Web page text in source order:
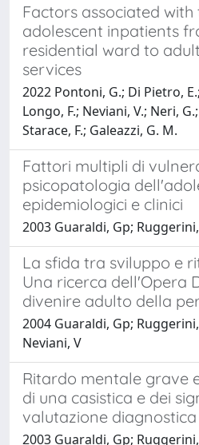
Factors associated
adolescent inpatients
residential ward to
services
2022 Pontoni, G.; Di Pietro,
Longo, F.; Neviani, V.; Neri,
Starace, F.; Galeazzi, G. M.
Fattori multipli di
psicopatologia
epidemiologici e clinici
2003 Guaraldi, Gp;
La sfida tra sviluppo e
Una ricerca dell'Opera
divenire adulto della
2004 Guaraldi, Gp;
Neviani, V
Ritardo mentale grave
di una casistica e dei
valutazione diagnostica
2003 Guaraldi, Gp;